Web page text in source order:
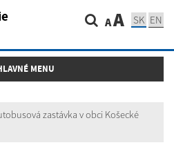
AA SK EN
navigation
MENU
zastávka v obci Košecké